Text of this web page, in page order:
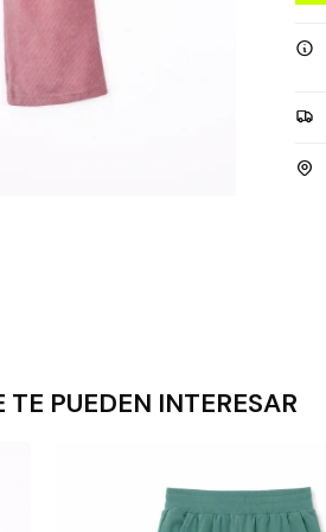
TE PUEDEN INTERESAR